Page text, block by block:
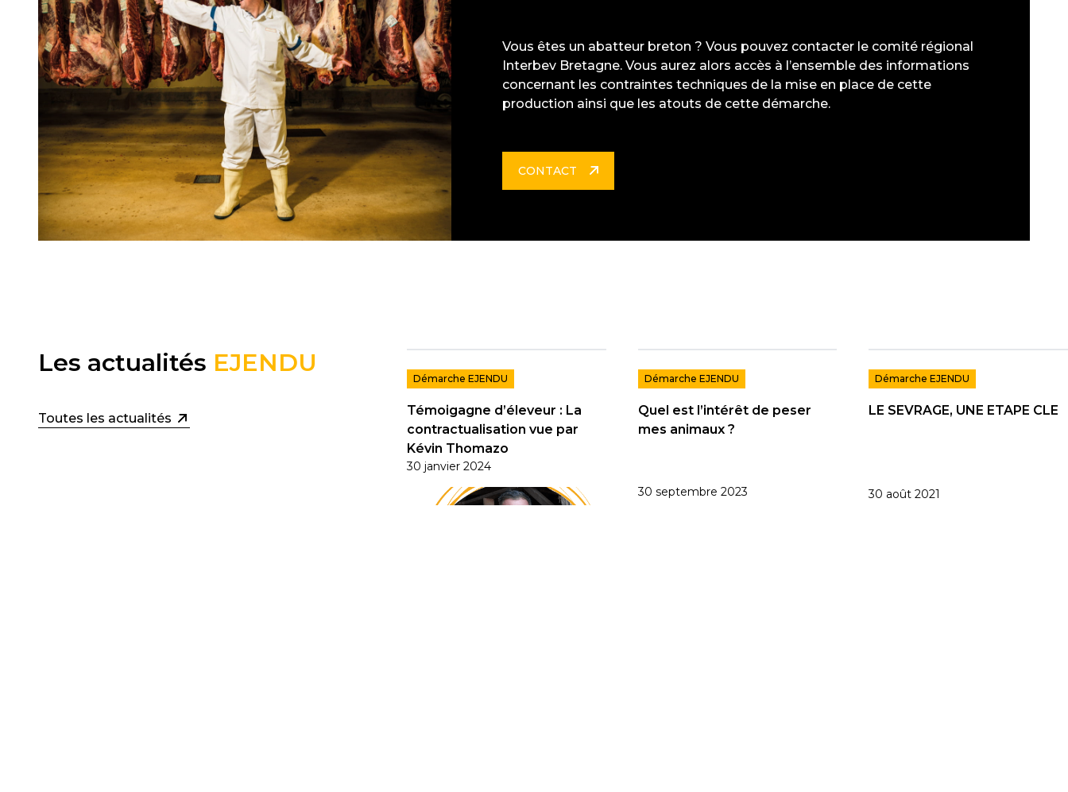
Vous êtes un abatteur breton ? Vous pouvez contacter le comité régional
Interbev Bretagne. Vous aurez alors accès à l’ensemble des informations
concernant les contraintes techniques de la mise en place de cette
production ainsi que les atouts de cette démarche.
CONTACT
Les actualités EJENDU
Toutes les actualités
Démarche EJENDU
Témoigagne d’éleveur : La
contractualisation vue par
Kévin Thomazo
30 janvier 2024
Démarche EJENDU
Quel est l’intérêt de peser
mes animaux ?
30 septembre 2023
Démarche EJENDU
LE SEVRAGE, UNE ETAPE CLE
30 août 2021